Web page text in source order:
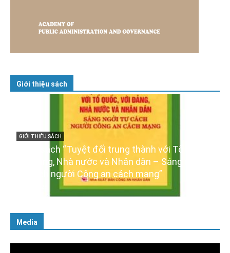
Giới thiệu sách
GIỚI THIỆU SÁCH
Ra mắt ba cuốn
XIV của Đảng
16/01/2026
đối trung thành với Tổ quốc,
nước và Nhân dân – Sáng ngời
Công an cách mạng”
Media